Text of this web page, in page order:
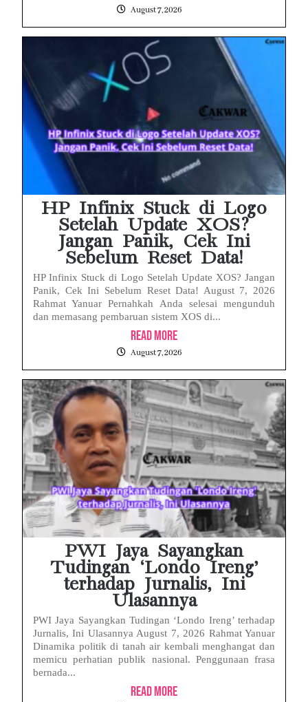
August 7, 2026
HP Infinix Stuck di Logo
Setelah Update XOS?
Jangan Panik, Cek Ini
Sebelum Reset Data!
HP Infinix Stuck di Logo Setelah Update XOS? Jangan
Panik, Cek Ini Sebelum Reset Data! August 7, 2026
Rahmat Yanuar Pernahkah Anda selesai mengunduh
dan memasang pembaruan sistem XOS di...
Read More
August 7, 2026
PWI Jaya Sayangkan
Tudingan ‘Londo Ireng’
terhadap Jurnalis, Ini
Ulasannya
PWI Jaya Sayangkan Tudingan ‘Londo Ireng’ terhadap
Jurnalis, Ini Ulasannya August 7, 2026 Rahmat Yanuar
Dinamika politik di tanah air kembali menghangat dan
memicu perhatian publik nasional. Penggunaan frasa
bernada...
Read More